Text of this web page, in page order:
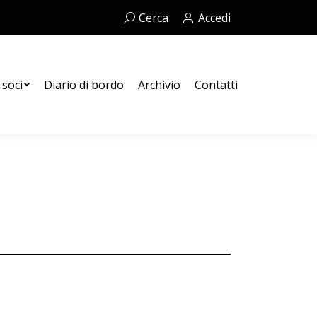
Cerca:Cerca Accedi
Diario di bordo Archivio Contatti
Contatti